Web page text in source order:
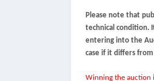
Please note that
technical condition.
entering into the
case if it differs
Winning the auction